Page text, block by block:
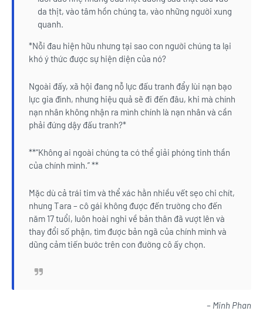
da thịt, vào tâm hồn chúng ta, vào những người xung
quanh.
*Nỗi đau hiện hữu nhưng tại sao con người chúng ta lại
khó ý thức được sự hiện diện của nó?
Ngoài đấy, xã hội đang nỗ lực đấu tranh đẩy lùi nạn bạo
lực gia đình, nhưng hiệu quả sẽ đi đến đâu, khi mà chính
nạn nhân không nhận ra mình chính là nạn nhân và cần
phải đứng dậy đấu tranh?*
**“Không ai ngoài chúng ta có thể giải phóng tinh thần
của chính mình.” **
Mặc dù cả trái tim và thể xác hằn nhiều vết sẹo chi chít,
nhưng Tara – cô gái không được đến trường cho đến
năm 17 tuổi, luôn hoài nghi về bản thân đã vượt lên và
thay đổi số phận, tìm được bản ngã của chính mình và
dũng cảm tiến bước trên con đường cô ấy chọn.
– Minh Phan